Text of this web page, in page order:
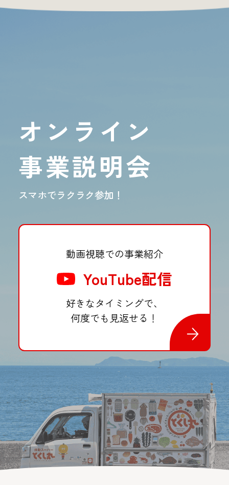
オンライン
事業説明会
スマホでラクラク参加！
動画視聴での事業紹介
YouTube配信
好きなタイミングで、
何度でも見返せる！